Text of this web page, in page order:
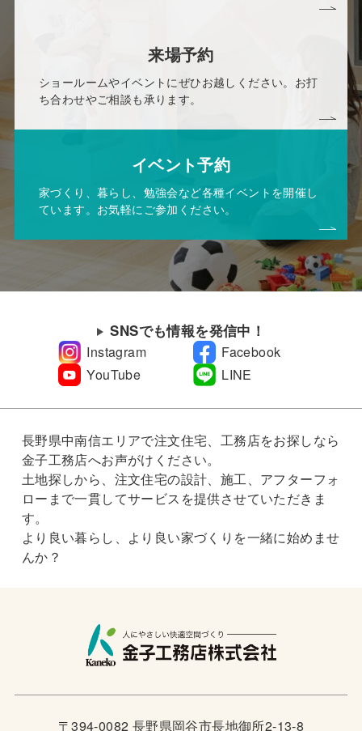
来場予約
ショールームやイベントにぜひお越しください。お打
ち合わせやご相談も承ります。
イベント予約
家づくり、暮らし、勉強会など各種イベントを開催し
ています。お気軽にご参加ください。
SNSでも情報を発信中！
Instagram
Facebook
YouTube
LINE
長野県中南信エリアで注文住宅、工務店をお探しなら
金子工務店へお声がけください。
土地探しから、注文住宅の設計、施工、アフターフォ
ローまで一貫してサービスを提供させていただきま
す。
より良い暮らし、より良い家づくりを一緒に始めませ
んか？
〒394-0082 長野県岡谷市長地御所2-13-8